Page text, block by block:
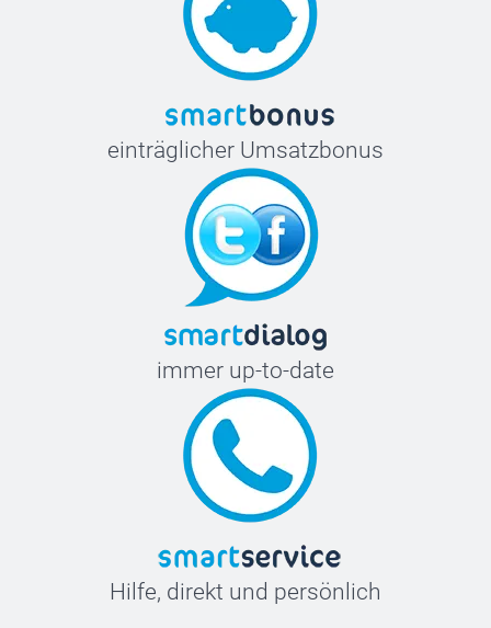
einträglicher Umsatzbonus
immer up-to-date
Hilfe, direkt und persönlich